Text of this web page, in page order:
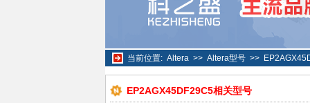
当前位置: Altera>> Altera型号>>
EP2AGX45DF29C5相关型号